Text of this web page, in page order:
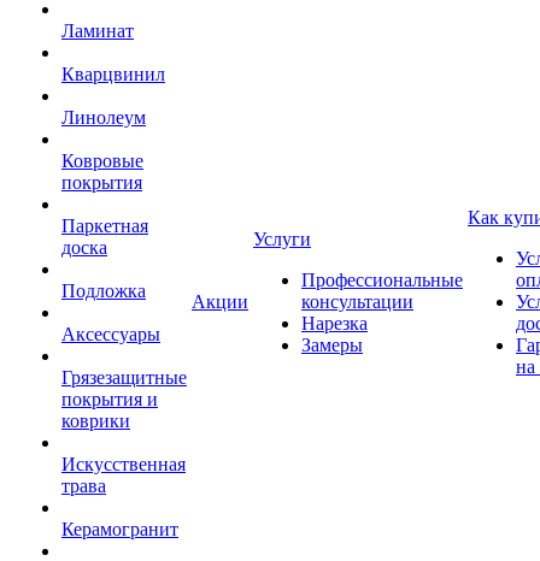
Ламинат
Кварцвинил
Линолеум
Ковровые
покрытия
Паркетная
доска
Подложка
Аксессуары
Грязезащитные
покрытия и
коврики
Искусственная
трава
Керамогранит
Акции
Услуги
Профессиональные
консультации
Нарезка
Замеры
Как
на